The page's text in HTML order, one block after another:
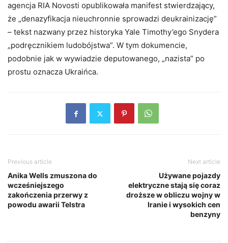
agencja RIA Novosti opublikowała manifest stwierdzający,
że „denazyfikacja nieuchronnie sprowadzi deukrainizację”
– tekst nazwany przez historyka Yale Timothy’ego Snydera
„podręcznikiem ludobójstwa”. W tym dokumencie,
podobnie jak w wywiadzie deputowanego, „nazista” po
prostu oznacza Ukraińca.
Previous article
Anika Wells zmuszona do
wcześniejszego
zakończenia przerwy z
powodu awarii Telstra
Next article
Używane pojazdy
elektryczne stają się coraz
droższe w obliczu wojny w
Iranie i wysokich cen
benzyny